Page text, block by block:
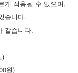
게 적용될 수 있으며,
습니다.
같습니다.
)
원)